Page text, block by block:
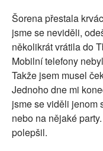
Šorena přestala
jsme se neviděli,
několikrát vrátila do
Mobilní telefony
Takže jsem musel
Jednoho dne mi
jsme se viděli jenom
nebo na nějaké
polepšil.